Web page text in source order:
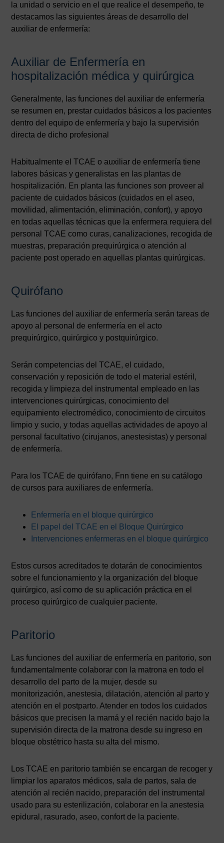
la unidad o servicio en el que realice el desempeño, te
destacamos las siguientes áreas de desarrollo del
auxiliar de enfermería:
Auxiliar de Enfermería en
hospitalización médica y quirúrgica
Generalmente, las funciones del auxiliar de enfermería
se resumen en, prestar cuidados básicos a los pacientes
dentro del equipo de enfermería y bajo la supervisión
directa de dicho profesional
Habitualmente el TCAE o auxiliar de enfermería tiene
labores básicas y generalistas en las plantas de
hospitalización. En planta las funciones son proveer al
paciente de cuidados básicos (cuidados en el aseo,
movilidad, alimentación, eliminación, confort), y apoyo
en todas aquellas técnicas que la enfermera requiera del
personal TCAE como curas, canalizaciones, recogida de
muestras, preparación prequirúrgica o atención al
paciente post operado en aquellas plantas quirúrgicas.
Quirófano
Las funciones del auxiliar de enfermería serán tareas de
apoyo al personal de enfermería en el acto
prequirúrgico, quirúrgico y postquirúrgico.
Serán competencias del TCAE, el cuidado,
conservación y reposición de todo el material estéril,
recogida y limpieza del instrumental empleado en las
intervenciones quirúrgicas, conocimiento del
equipamiento electromédico, conocimiento de circuitos
limpio y sucio, y todas aquellas actividades de apoyo al
personal facultativo (cirujanos, anestesistas) y personal
de enfermería.
Para los TCAE de quirófano, Fnn tiene en su catálogo
de cursos para auxiliares de enfermería.
Enfermería en el bloque quirúrgico
El papel del TCAE en el Bloque Quirúrgico
Intervenciones enfermeras en el bloque quirúrgico
Estos cursos acreditados te dotarán de conocimientos
sobre el funcionamiento y la organización del bloque
quirúrgico, así como de su aplicación práctica en el
proceso quirúrgico de cualquier paciente.
Paritorio
Las funciones del auxiliar de enfermería en paritorio, son
fundamentalmente colaborar con la matrona en todo el
desarrollo del parto de la mujer, desde su
monitorización, anestesia, dilatación, atención al parto y
atención en el postparto. Atender en todos los cuidados
básicos que precisen la mamá y el recién nacido bajo la
supervisión directa de la matrona desde su ingreso en
bloque obstétrico hasta su alta del mismo.
Los TCAE en paritorio también se encargan de recoger y
limpiar los aparatos médicos, sala de partos, sala de
atención al recién nacido, preparación del instrumental
usado para su esterilización, colaborar en la anestesia
epidural, rasurado, aseo, confort de la paciente.